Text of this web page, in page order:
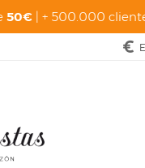
50€ | + 500.000